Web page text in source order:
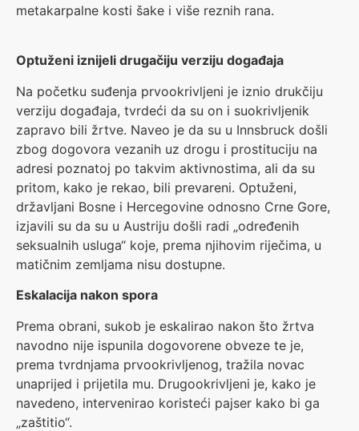
metakarpalne kosti šake i više reznih rana.
Optuženi iznijeli drugačiju verziju događaja
Na početku suđenja prvookrivljeni je iznio drukčiju
verziju događaja, tvrdeći da su on i suokrivljenik
zapravo bili žrtve. Naveo je da su u Innsbruck došli
zbog dogovora vezanih uz drogu i prostituciju na
adresi poznatoj po takvim aktivnostima, ali da su
pritom, kako je rekao, bili prevareni. Optuženi,
državljani Bosne i Hercegovine odnosno Crne Gore,
izjavili su da su u Austriju došli radi „određenih
seksualnih usluga“ koje, prema njihovim riječima, u
matičnim zemljama nisu dostupne.
Eskalacija nakon spora
Prema obrani, sukob je eskalirao nakon što žrtva
navodno nije ispunila dogovorene obveze te je,
prema tvrdnjama prvookrivljenog, tražila novac
unaprijed i prijetila mu. Drugookrivljeni je, kako je
navedeno, intervenirao koristeći pajser kako bi ga
„zaštitio“.